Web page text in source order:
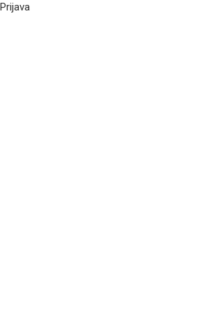
Prijava